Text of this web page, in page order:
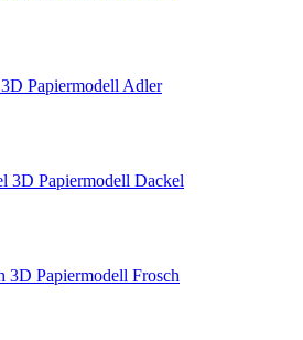
3D Papiermodell Adler
3D Papiermodell Dackel
3D Papiermodell Frosch